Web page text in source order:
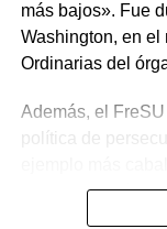
más bajos». Fue
Washington, en el
Ordinarias del
Además, el
política de
Obrera
gremial, jurídica